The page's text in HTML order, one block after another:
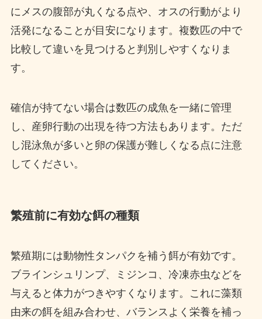
にメスの腹部が丸くなる点や、オスの行動がより
活発になることが目安になります。複数匹の中で
比較して違いを見つけると判別しやすくなりま
す。
確信が持てない場合は数匹の成魚を一緒に管理
し、産卵行動の出現を待つ方法もあります。ただ
し混泳魚が多いと卵の保護が難しくなる点に注意
してください。
繁殖前に有効な餌の種類
繁殖期には動物性タンパクを補う餌が有効です。
ブラインシュリンプ、ミジンコ、冷凍赤虫などを
与えると体力がつきやすくなります。これに藻類
由来の餌を組み合わせ、バランスよく栄養を補っ